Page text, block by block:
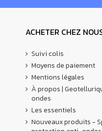
Un outil
Vous pouvez
ACHETER CHEZ
Suivi colis
Moyens de paiement
Mentions légales
À propos |
ondes
Les essentiels
Nouveaux produits -